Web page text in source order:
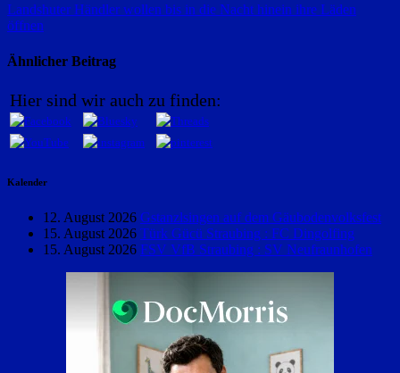
Beitragsnavigation
Landshuter Händler wollen bis in die Nacht hinein ihre Läden
öffnen
Ähnlicher Beitrag
Hier sind wir auch zu finden:
Kalender
12. August 2026 Gstanzlsingen auf dem Gäubodenvolksfest
15. August 2026 Türk Gücü Straubing : FC Dingolfing
15. August 2026 FSV VfB Straubing : SV Neufraunhofen